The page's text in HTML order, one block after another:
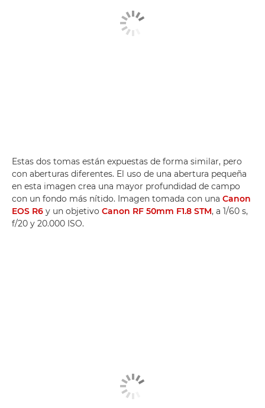
Estas dos tomas están expuestas de forma similar, pero
con aberturas diferentes. El uso de una abertura pequeña
en esta imagen crea una mayor profundidad de campo
con un fondo más nítido. Imagen tomada con una Canon
EOS R6 y un objetivo Canon RF 50mm F1.8 STM, a 1/60 s,
f/20 y 20.000 ISO.